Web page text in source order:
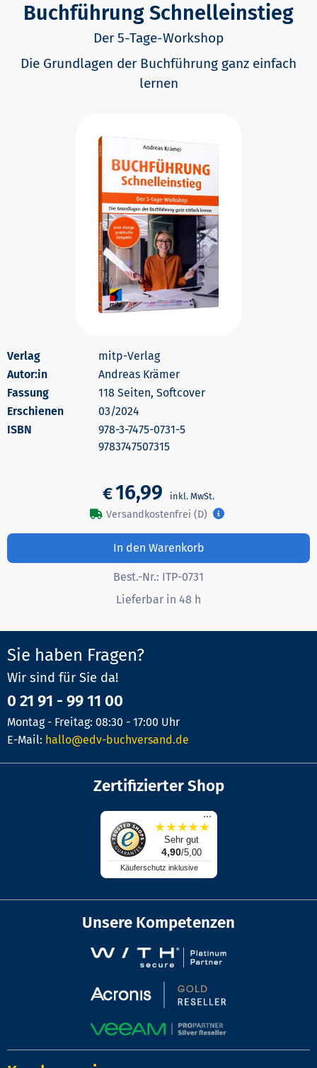
Buchführung Schnelleinstieg
Der 5-Tage-Workshop
Die Grundlagen der Buchführung ganz einfach
lernen
mitp-Verlag
Autor:in
Andreas Krämer
118 Seiten, Softcover
Erschienen
03/2024
978-3-7475-0731-5
9783747507315
€16,99
Versandkostenfrei (D)
In den Warenkorb
Best.-Nr.: ITP-0731
Lieferbar in 48 h
Sie haben Fragen?
Wir sind für Sie da!
0 21 91 - 99 11 00
Montag - Freitag: 08:30 - 17:00 Uhr
E-Mail: hallo@edv-buchversand.de
Zertifizierter Shop
...
★★★★★
Sehr gut
4,90/5,00
Käuferschutz inklusive
Unsere Kompetenzen